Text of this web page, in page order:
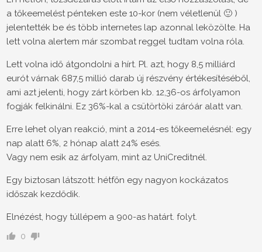
a tőkeemelést pénteken este 10-kor (nem véletlenül 🙂 )
jelentették be és több internetes lap azonnal leközölte. Ha
lett volna alertem már szombat reggel tudtam volna róla.
Lett volna idő átgondolni a hírt. Pl. azt, hogy 8,5 milliárd
eurót várnak 687,5 millió darab új részvény értékesítéséből,
ami azt jelenti, hogy zárt körben kb. 12,36-os árfolyamon
fogják felkinálni. Ez 36%-kal a csütörtöki záróár alatt van.
Erre lehet olyan reakció, mint a 2014-es tőkeemelésnél: egy
nap alatt 6%, 2 hónap alatt 24% esés.
Vagy nem esik az árfolyam, mint az UniCreditnél.
Egy biztosan látszott: hétfőn egy nagyon kockázatos
időszak kezdődik.
Elnézést, hogy túllépem a 900-as határt. folyt.
0